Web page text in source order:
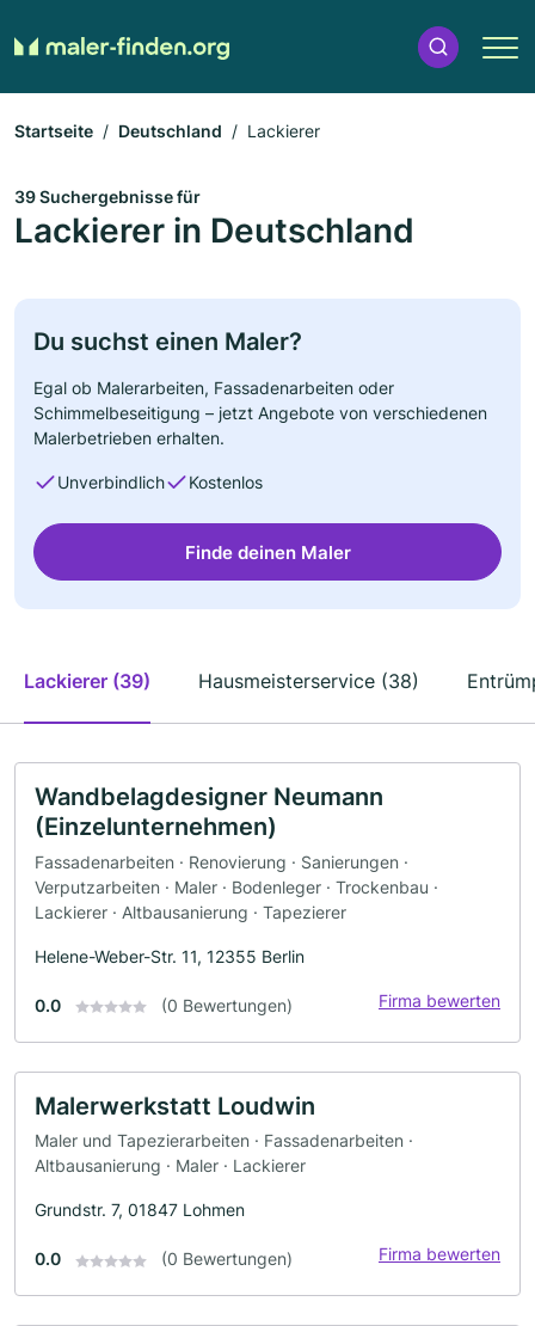
Startseite Deutschland Lackierer
39 Suchergebnisse für
Lackierer in Deutschland
Du suchst einen Maler?
Egal ob Malerarbeiten, Fassadenarbeiten oder
Schimmelbeseitigung – jetzt Angebote von verschiedenen
Malerbetrieben erhalten.
Unverbindlich Kostenlos
Finde deinen Maler
Lackierer (39) Hausmeisterservice (38)
Wandbelagdesigner Neumann
(Einzelunternehmen)
Fassadenarbeiten · Renovierung · Sanierungen ·
Verputzarbeiten · Maler · Bodenleger · Trockenbau ·
Lackierer · Altbausanierung · Tapezierer
Helene-Weber-Str. 11, 12355 Berlin
0.0 (0 Bewertungen) Firma bewerten
Malerwerkstatt Loudwin
Maler und Tapezierarbeiten · Fassadenarbeiten ·
Altbausanierung · Maler · Lackierer
Grundstr. 7, 01847 Lohmen
0.0 (0 Bewertungen) Firma bewerten